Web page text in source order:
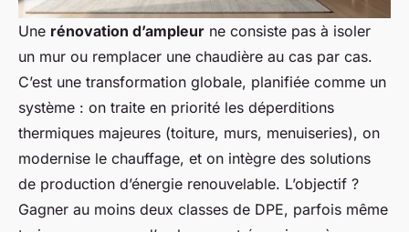
Une rénovation d’ampleur ne consiste pas à isoler
un mur ou remplacer une chaudière au cas par cas.
C’est une transformation globale, planifiée comme un
système : on traite en priorité les déperditions
thermiques majeures (toiture, murs, menuiseries), on
modernise le chauffage, et on intègre des solutions
de production d’énergie renouvelable. L’objectif ?
Gagner au moins deux classes de DPE, parfois même